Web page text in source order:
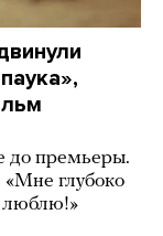
до премьеры.
глубоко
люблю!»